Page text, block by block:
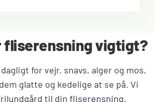
fliserensning vigtigt?
for vejr, snavs, alger og mos,
glatte og kedelige at se på. Vi
til din fliserensning.